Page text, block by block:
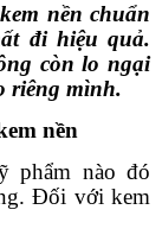
nền chuẩn
đi hiệu quả.
còn lo ngại
riêng mình.
nền
phẩm nào đó
Đối với kem